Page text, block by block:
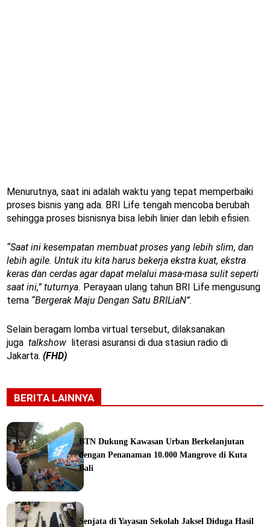
Menurutnya, saat ini adalah waktu yang tepat memperbaiki
proses bisnis yang ada. BRI Life tengah mencoba berubah
sehingga proses bisnisnya bisa lebih linier dan lebih efisien.
“Saat ini kesempatan membuat proses yang lebih slim, dan
lebih agile. Untuk itu kita harus bekerja ekstra kuat, ekstra
keras dan cerdas agar dapat melalui masa-masa sulit seperti
saat ini,” tuturnya. Perayaan ulang tahun BRI Life mengusung
tema “Bergerak Maju Dengan Satu BRILiaN”.
Selain beragam lomba virtual tersebut, dilaksanakan
juga talkshow literasi asuransi di dua stasiun radio di
Jakarta. (FHD)
BERITA LAINNYA
BTN Dukung Kawasan Urban Berkelanjutan
dengan Penanaman 10.000 Mangrove di Kuta
Bali
Senjata di Yayasan Sekolah Jaksel Diduga Hasil